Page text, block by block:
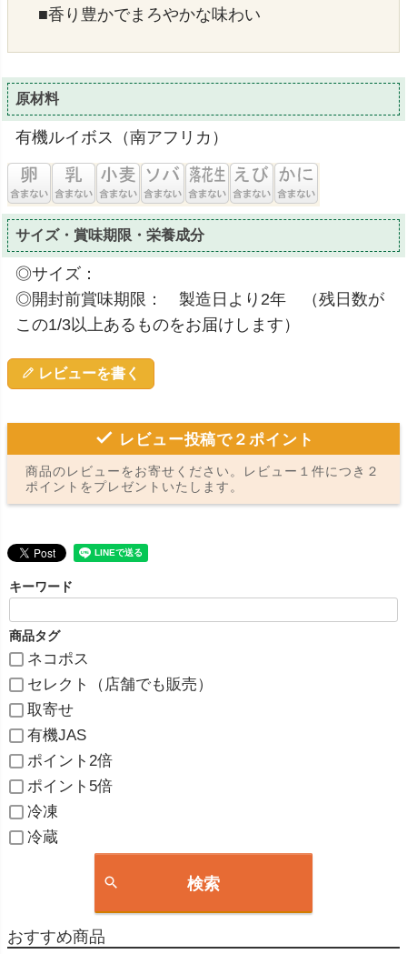
■香り豊かでまろやかな味わい
原材料
有機ルイボス（南アフリカ）
サイズ・賞味期限・栄養成分
◎サイズ：
◎開封前賞味期限： 製造日より2年 （残日数が
この1/3以上あるものをお届けします）
レビューを書く
レビュー投稿で２ポイント
商品のレビューをお寄せください。レビュー１件につき２
ポイントをプレゼントいたします。
キーワード
商品タグ
ネコポス
セレクト（店舗でも販売）
取寄せ
有機JAS
ポイント2倍
ポイント5倍
冷凍
冷蔵
検索
おすすめ商品